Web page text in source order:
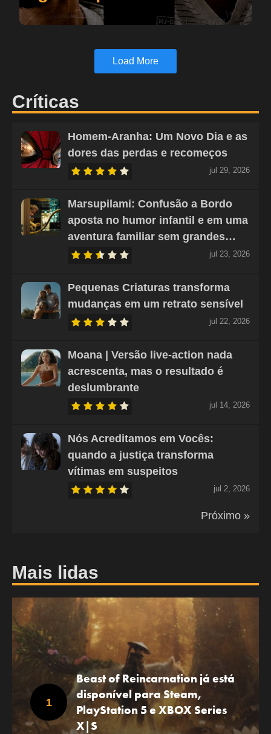
Load More
Críticas
Homem-Aranha: Um Novo Dia e as
dores das perdas e recomeços
jul 29, 2026
Marsupilami: Confusão a Bordo
aposta no humor infantil e em uma
aventura familiar sem grandes…
jul 23, 2026
Pequenas Criaturas transforma
mudanças em um retrato sensível
jul 22, 2026
Moana | Versão live-action nada
acrescenta, mas o resultado é
deslumbrante
jul 14, 2026
Nós Acreditamos em Vocês:
quando a justiça transforma
vítimas em suspeitos
jul 2, 2026
Próximo »
Mais lidas
Beast of Reincarnation já está
disponível para Steam,
PlayStation 5 e XBOX Series
X|S